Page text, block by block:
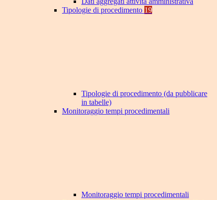
Tipologie di procedimento 19
Tipologie di procedimento (da pubblicare
in tabelle)
Monitoraggio tempi procedimentali
Monitoraggio tempi procedimentali